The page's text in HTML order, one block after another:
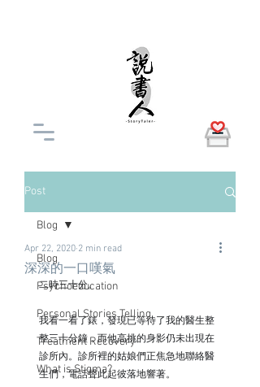
Post
Blog
Psychoeducation
Personal Stories Telling
Treatment Recovery
What is Stigma?
Blog
深深的一口嘆氣
Apr 22, 2020 2 min read
二時三十分。
我看一看了錶，發現已等待了我的醫生整
整三十分鐘，而他高挑的身影仍未出現在
診所內。診所裡的姑娘們正焦急地聯絡醫
生們，電話聲此起彼落地響著。